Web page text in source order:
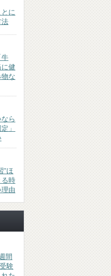
に
法
牛
健
な
ら
」
”ほ
る時
由
間
験